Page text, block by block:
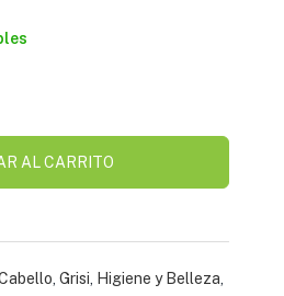
AL CARRITO
Grisi Higiene y Belleza